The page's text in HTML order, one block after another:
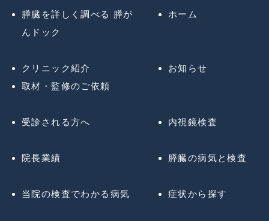
膵臓を詳しく調べる 膵が
んドック
ホーム
クリニック紹介
取材・監修のご依頼
お知らせ
受診される方へ 内視鏡検査
院長業績 膵臓の病気と検査
当院の検査でわかる病気 症状から探す